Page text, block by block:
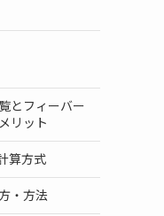
とフィーバー
リット
算方式
・方法